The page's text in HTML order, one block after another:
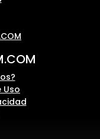
Uso